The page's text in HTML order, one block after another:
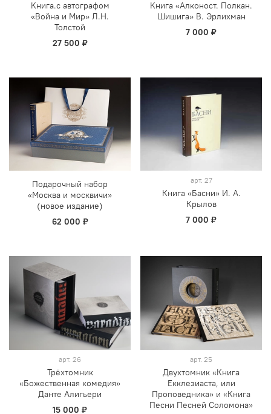
Книга.с автографом
«Война и Мир» Л.Н.
Толстой
27 500 ₽
Книга «Алконост. Полкан.
Шишига» В. Эрлихман
7 000 ₽
Подарочный набор
«Москва и москвичи»
(новое издание)
62 000 ₽
арт. 27
Книга «Басни» И. А.
Крылов
7 000 ₽
арт. 26
Трёхтомник
«Божественная комедия»
Данте Алигьери
15 000 ₽
арт. 25
Двухтомник «Книга
Екклезиаста, или
Проповедника» и «Книга
Песни Песней Соломона»